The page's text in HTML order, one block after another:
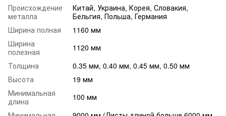
Происхождение
металла
Китай, Украина, Корея, Словакия,
Бельгия, Польша, Германия
Ширина полная
1160 мм
Ширина
полезная
1120 мм
Толщина
0.35 мм, 0.40 мм, 0.45 мм, 0.50 мм
Высота
19 мм
Минимальная
длина
100 мм